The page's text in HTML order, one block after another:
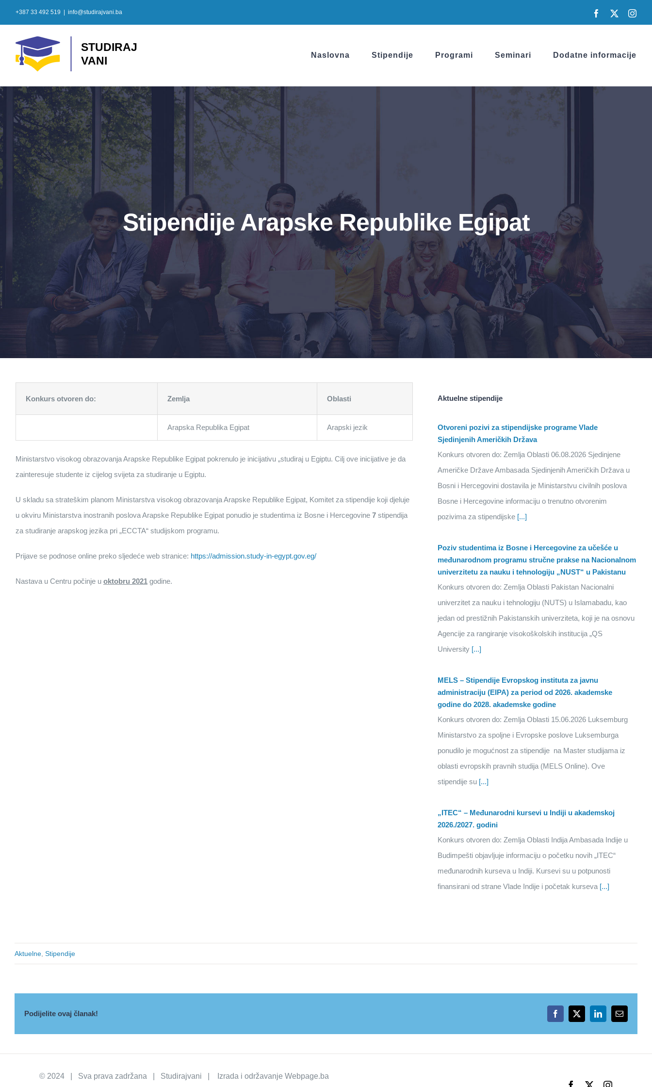
+387 33 492 519 info@studirajvani.ba Facebook
Naslovna Stipendije Programi Seminari Dodatne informacije
Stipendije Arapske Republike Egipat
Konkurs otvoren do: Zemlja Oblasti
Arapska Republika Egipat Arapski jezik
Ministarstvo visokog obrazovanja Arapske Republike Egipat pokrenulo je inicijativu „studiraj u Egiptu. Cilj ove inicijative je da
zainteresuje studente iz cijelog svijeta za studiranje u Egiptu.
U skladu sa strateškim planom Ministarstva visokog obrazovanja Arapske Republike Egipat, Komitet za stipendije koji djeluje
u okviru Ministarstva inostranih poslova Arapske Republike Egipat ponudio je studentima iz Bosne i Hercegovine 7 stipendija
za studiranje arapskog jezika pri „ECCTA“ studijskom programu.
Prijave se podnose online preko sljedeće web stranice: https://admission.study-in-egypt.gov.eg/
Nastava u Centru počinje u oktobru 2021 godine.
Aktuelne stipendije
Otvoreni pozivi za stipendijske programe Vlade
Sjedinjenih Američkih Država
Konkurs otvoren do: Zemlja Oblasti 06.08.2026 Sjedinjene
Američke Države Ambasada Sjedinjenih Američkih Država u
Bosni i Hercegovini dostavila je Ministarstvu civilnih poslova
Bosne i Hercegovine informaciju o trenutno otvorenim
pozivima za stipendijske [...]
Poziv studentima iz Bosne i Hercegovine za učešće u
međunarodnom programu stručne prakse na Nacionalnom
univerzitetu za nauku i tehnologiju „NUST“ u Pakistanu
Konkurs otvoren do: Zemlja Oblasti Pakistan Nacionalni
univerzitet za nauku i tehnologiju (NUTS) u Islamabadu, kao
jedan od prestižnih Pakistanskih univerziteta, koji je na osnovu
Agencije za rangiranje visokoškolskih institucija „QS
University [...]
MELS – Stipendije Evropskog instituta za javnu
administraciju (EIPA) za period od 2026. akademske
godine do 2028. akademske godine
Konkurs otvoren do: Zemlja Oblasti 15.06.2026 Luksemburg
Ministarstvo za spoljne i Evropske poslove Luksemburga
ponudilo je mogućnost za stipendije na Master studijama iz
oblasti evropskih pravnih studija (MELS Online). Ove
stipendije su [...]
„ITEC“ – Međunarodni kursevi u Indiji u akademskoj
2026./2027. godini
Konkurs otvoren do: Zemlja Oblasti Indija Ambasada Indije u
Budimpešti objavljuje informaciju o početku novih „ITEC“
međunarodnih kurseva u Indiji. Kursevi su u potpunosti
finansirani od strane Vlade Indije i početak kurseva [...]
Aktuelne Stipendije
Podijelite ovaj članak! Facebook
X LinkedInEmail
© 2024 | Sva prava zadržana | Studirajvani | Izrada i održavanjeWebpage.ba
Facebook Instagram